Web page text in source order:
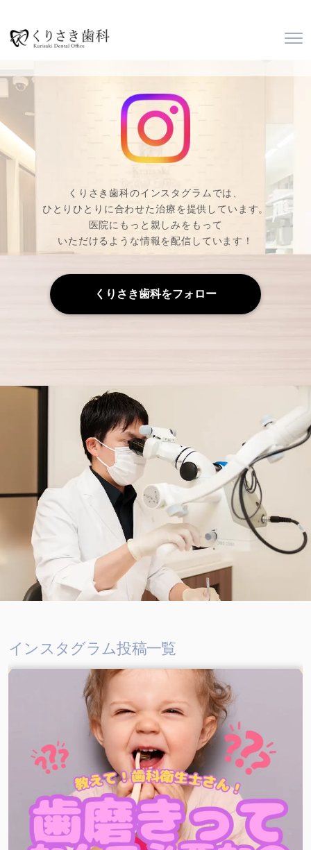
くりさき歯科のインスタグラムでは、
ひとりひとりに合わせた治療を提供しています。
医院にもっと親しみをもって
いただけるような情報を配信しています！
くりさき歯科をフォロー
インスタグラム投稿一覧